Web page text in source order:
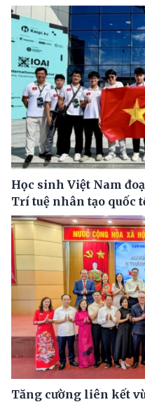
Học sinh Việt Nam
Trí tuệ nhân tạo quốc
Tăng cường liên kết